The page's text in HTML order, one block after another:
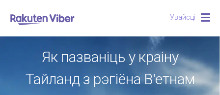
Увайсці
Як пазваніць у краіну
Тайланд з рэгіёна В'етнам